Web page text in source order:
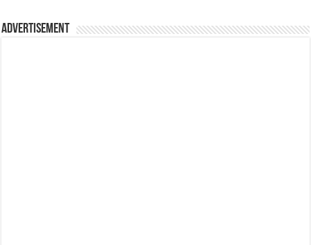
Advertisement